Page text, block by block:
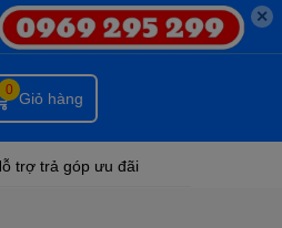
✕
Giỏ hàng
0
trợ trả góp ưu đãi